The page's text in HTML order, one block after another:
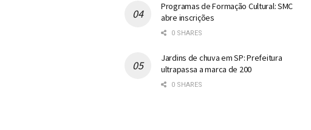
Programas de Formação Cultural: SMC
abre inscrições
0 SHARES
Jardins de chuva em SP: Prefeitura
ultrapassa a marca de 200
0 SHARES